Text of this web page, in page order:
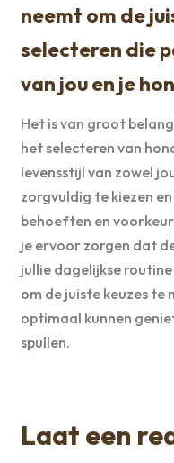
neemt om de
selecteren die
van jou en je
Het is van groot
het selecteren van
levensstijl van zowel
zorgvuldig te kiezen
behoeften en
je ervoor zorgen dat
jullie dagelijkse
om de juiste keuzes te
optimaal kunnen
spullen.
Laat een